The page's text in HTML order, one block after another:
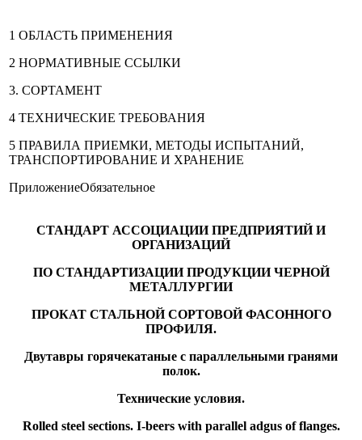
1 ОБЛАСТЬ ПРИМЕНЕНИЯ
2 НОРМАТИВНЫЕ ССЫЛКИ
3. СОРТАМЕНТ
4 ТЕХНИЧЕСКИЕ ТРЕБОВАНИЯ
5 ПРАВИЛА ПРИЕМКИ, МЕТОДЫ ИСПЫТАНИЙ,
ТРАНСПОРТИРОВАНИЕ И ХРАНЕНИЕ
ПриложениеОбязательное
СТАНДАРТ АССОЦИАЦИИ ПРЕДПРИЯТИЙ И
ОРГАНИЗАЦИЙ
ПО СТАНДАРТИЗАЦИИ ПРОДУКЦИИ ЧЕРНОЙ
МЕТАЛЛУРГИИ
ПРОКАТ СТАЛЬНОЙ СОРТОВОЙ ФАСОННОГО
ПРОФИЛЯ.
Двутавры горячекатаные с параллельными гранями
полок.
Технические условия.
Rolled steel sections. I-beers with parallel adgus of flanges.